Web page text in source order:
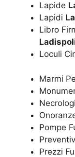
Lapide
Lapidi
Libro
Loculi
Marmi
Pompe
Prezzi